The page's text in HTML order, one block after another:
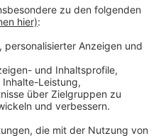
gilt beim
nicht im Saal selbst.
ihre Kontaktdaten für
angeben. In
rund 20.000 Menschen
und Willich
Cine Center.